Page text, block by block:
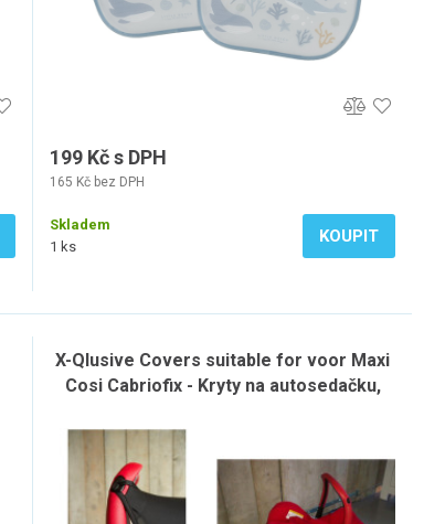
199 Kč s DPH
165 Kč bez DPH
Skladem
1 ks
KOUPIT
X-Qlusive Covers suitable for voor Maxi
Cosi Cabriofix - Kryty na autosedačku,